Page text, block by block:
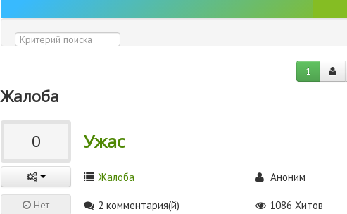
1
Жалоба
0
Нет
Ужас
Жалоба Аноним
2 комментария(й) 1086 Хитов